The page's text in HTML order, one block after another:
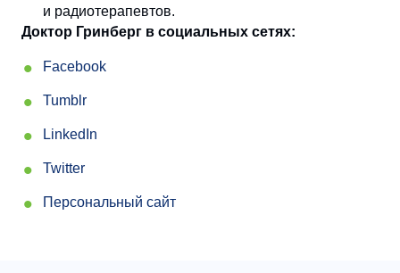
и радиотерапевтов.
Доктор Гринберг в социальных сетях:
Facebook
Tumblr
LinkedIn
Twitter
Персональный сайт